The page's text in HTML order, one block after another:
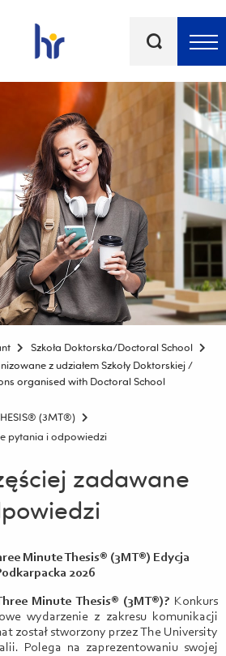
kluczowe
Szkoła Doktorska/Doctoral School
z udziałem Szkoły Doktorskiej /
organised with Doctoral School
(3MT®)
pytania i odpowiedzi
zadawane
Minute Thesis® (3MT®) Edycja
2026
Minute Thesis® (3MT®)? Konkurs
wydarzenie z zakresu komunikacji
został stworzony przez The University
Polega na zaprezentowaniu swojej